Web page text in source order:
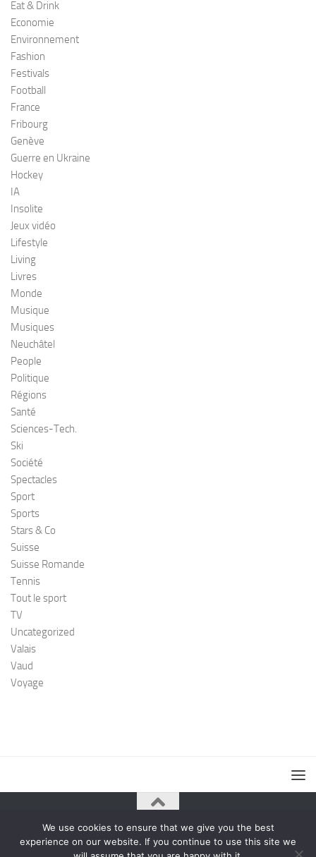
Eat & Drink
Economie
Environnement
Fashion
Festivals
Football
France
Fribourg
Genève
Guerre en Ukraine
Hockey
IA
Insolite
Jeux vidéo
Lifestyle
Living
Livres
Monde
Musique
Musiques
Neuchâtel
People
Politique
Régions
Santé
Sciences-Tech.
Ski
Société
Spectacles
Sport
Sports
Stars & Co
Suisse
Suisse Romande
Tennis
Tout le sport
TV
Uncategorized
Valais
Vaud
Voyage
© 2026. All Rights Reserved.
We use cookies to ensure that we give you the best
experience on our website. If you continue to use this site we